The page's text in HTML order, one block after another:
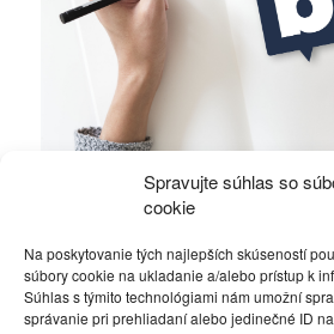
Spravujte súhlas so
cookie
Na poskytovanie tých najlepších skúseností
súbory cookie na ukladanie a/alebo prístup k
Súhlas s týmito technológiami nám umožní
správanie pri prehliadaní alebo jedinečné ID
Nikodým – Mika – Fico, je to
Politika 29. februára 2016